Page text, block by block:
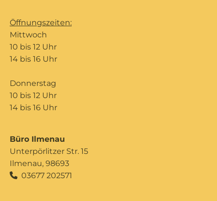
Öffnungszeiten:
Mittwoch
10 bis 12 Uhr
14 bis 16 Uhr
Donnerstag
10 bis 12 Uhr
14 bis 16 Uhr
Büro Ilmenau
Unterpörlitzer Str. 15
Ilmenau, 98693
 03677 202571